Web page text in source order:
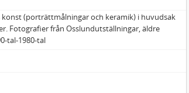
konst (porträttmålningar och keramik) i huvudsak
Fotografier från Osslundutställningar, äldre
tal-1980-tal